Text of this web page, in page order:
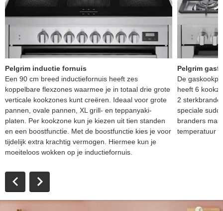
Pelgrim inductie fornuis
Een 90 cm breed inductiefornuis heeft zes
koppelbare flexzones waarmee je in totaal drie grote
verticale kookzones kunt creëren. Ideaal voor grote
pannen, ovale pannen, XL grill- en teppanyaki-
platen. Per kookzone kun je kiezen uit tien standen
en een boostfunctie. Met de boostfunctie kies je voor
tijdelijk extra krachtig vermogen. Hiermee kun je
moeiteloos wokken op je inductiefornuis.
Pelgrim
De
heeft 6
2
speciale
branders
temperatuur